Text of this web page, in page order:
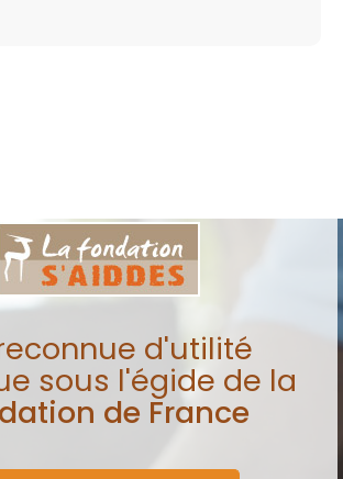
d'utilité
sous l'égide de la
de France